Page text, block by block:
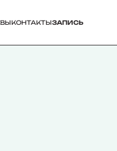
КОНТАКТЫЗАПИСЬ